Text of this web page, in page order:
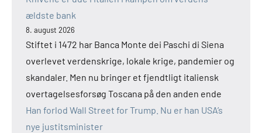
ældste bank
8. august 2026
Stiftet i 1472 har Banca Monte dei Paschi di Siena
overlevet verdenskrige, lokale krige, pandemier og
skandaler. Men nu bringer et fjendtligt italiensk
overtagelsesforsøg Toscana på den anden ende
Han forlod Wall Street for Trump. Nu er han USA’s
nye justitsminister